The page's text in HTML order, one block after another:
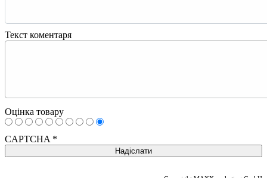
Текст коментаря
Оцінка товару
CAPTCHA *